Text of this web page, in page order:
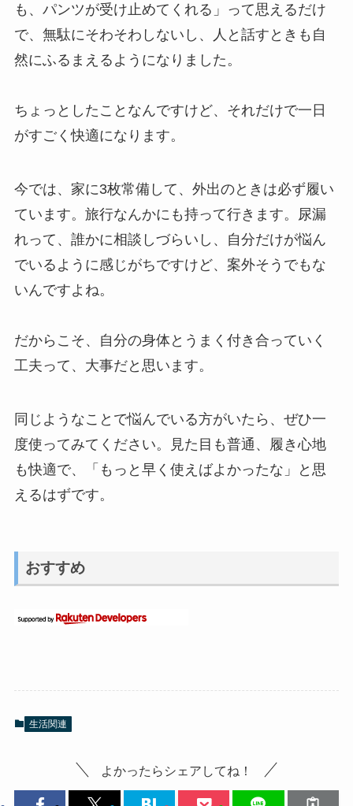
も、パンツが受け止めてくれる」って思えるだけ
で、無駄にそわそわしないし、人と話すときも自
然にふるまえるようになりました。
ちょっとしたことなんですけど、それだけで一日
がすごく快適になります。
今では、家に3枚常備して、外出のときは必ず履い
ています。旅行なんかにも持って行きます。尿漏
れって、誰かに相談しづらいし、自分だけが悩ん
でいるように感じがちですけど、案外そうでもな
いんですよね。
だからこそ、自分の身体とうまく付き合っていく
工夫って、大事だと思います。
同じようなことで悩んでいる方がいたら、ぜひ一
度使ってみてください。見た目も普通、履き心地
も快適で、「もっと早く使えばよかったな」と思
えるはずです。
おすすめ
生活関連
よかったらシェアしてね！